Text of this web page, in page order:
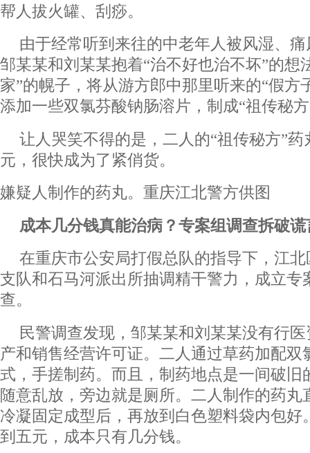
帮人拔火罐、刮痧。
由于经常听到来往的中老年人被风湿、
邹某某和刘某某抱着“治不好也治不坏”的想
家”的幌子，将从游方郎中那里听来的“假方
添加一些双氯芬酸钠肠溶片，制成“祖传秘
让人哭笑不得的是，二人的“祖传秘方”
元，很快成为了紧俏货。
嫌疑人制作的药丸。重庆江北警方供图
成本几分钱真能治病？专案组调查拆破谎
在重庆市公安局打假总队的指导下，江
支队和石马河派出所抽调精干警力，成立专
查。
民警调查发现，邹某某和刘某某没有行
产和销售经营许可证。二人通过草药加配双
式，手搓制药。而且，制药地点是一间破旧
随意乱放，旁边就是厕所。二人制作的药丸
冷凝固定成型后，再放到白色塑料袋内包好
到五元，成本只有几分钱。